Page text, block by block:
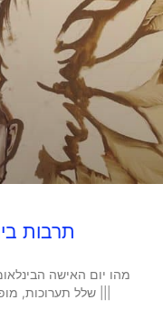
תרבות
מהו יום האישה
||| שלל תערוכות,